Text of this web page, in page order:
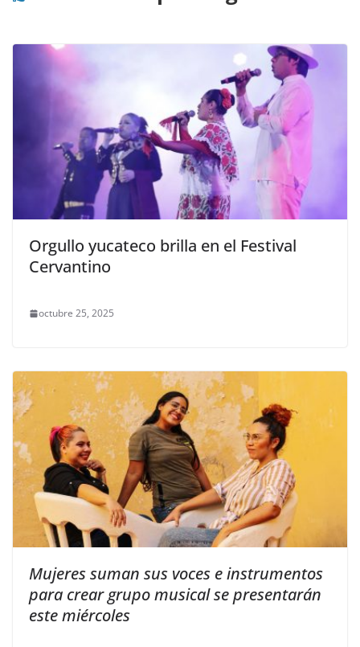
Orgullo yucateco brilla en el Festival
Cervantino
octubre 25, 2025
Mujeres suman sus voces e instrumentos
para crear grupo musical se presentarán
este miércoles